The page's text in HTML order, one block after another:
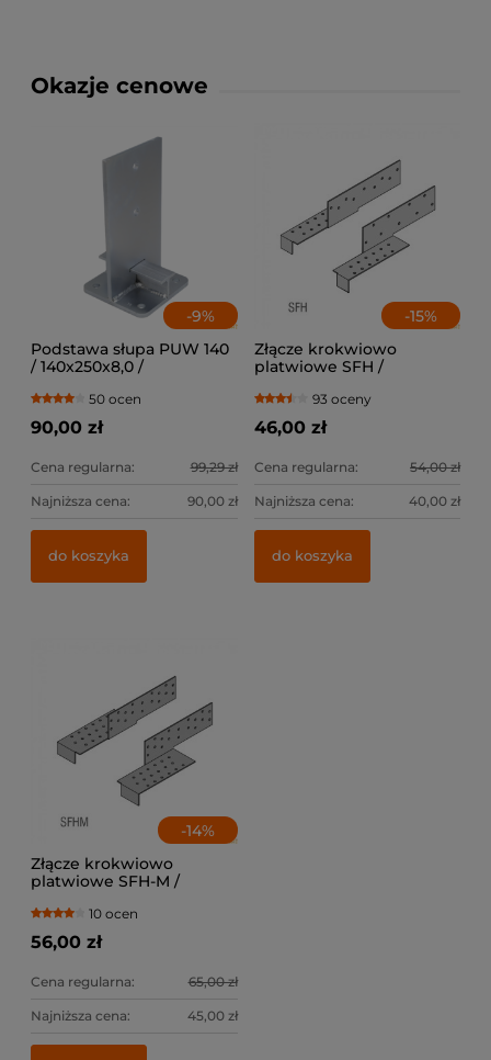
Okazje cenowe
-9%
Podstawa słupa PUW 140
/ 140x250x8,0 /
50 ocen
90,00 zł
Cena regularna: 99,29 zł
Najniższa cena: 90,00 zł
do koszyka
-15%
Złącze krokwiowo
platwiowe SFH /
93 oceny
46,00 zł
Cena regularna: 54,00 zł
Najniższa cena: 40,00 zł
do koszyka
-14%
Złącze krokwiowo
platwiowe SFH-M /
10 ocen
56,00 zł
Cena regularna: 65,00 zł
Najniższa cena: 45,00 zł